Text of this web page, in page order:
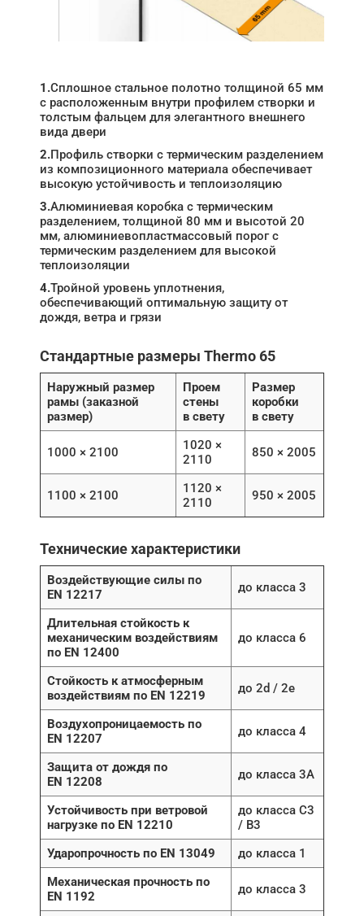
1.Сплошное стальное полотно толщиной 65 мм
с расположенным внутри профилем створки и
толстым фальцем для элегантного внешнего
вида двери
2.Профиль створки c термическим разделением
из композиционного материала обеспечивает
высокую устойчивость и теплоизоляцию
3.Алюминиевая коробка с термическим
разделением, толщиной 80 мм и высотой 20
мм, алюминиевопластмассовый порог с
термическим разделением для высокой
теплоизоляции
4.Тройной уровень уплотнения,
обеспечивающий оптимальную защиту от
дождя, ветра и грязи
Стандартные размеры Thermo 65
Наружный размер
рамы (заказной
размер)
Проем
стены
в свету
Размер
коробки
в свету
1000 × 2100
1020 ×
2110
850 × 2005
1100 × 2100
1120 ×
2110
950 × 2005
Технические характеристики
Воздействующие силы по
EN 12217
до класса 3
Длительная стойкость к
механическим воздействиям
по EN 12400
до класса 6
Стойкость к атмосферным
воздействиям по EN 12219
до 2d / 2e
Воздухопроницаемость по
EN 12207
до класса 4
Защита от дождя по
EN 12208
до класса 3A
Устойчивость при ветровой
нагрузке по EN 12210
до класса C3
/ B3
Ударопрочность по EN 13049
до класса 1
Механическая прочность по
EN 1192
до класса 3